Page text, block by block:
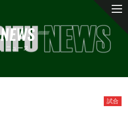
ニュース
試合